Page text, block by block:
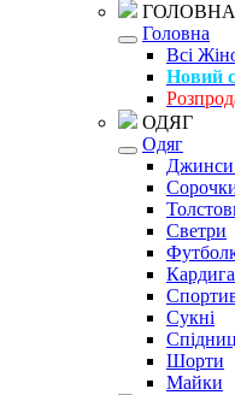
ГОЛОВНА
Головна
Всі
Новий
ОДЯГ
Одяг
Джинси
Светри
Сукні
Шорти
Майки